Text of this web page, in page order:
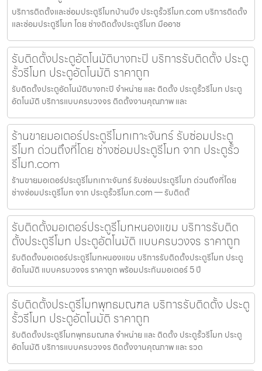
บริการติดตั้งและซ่อมประตูรีโมทบ้านบึง ประตูรั้วรีโมท.com บริการติดตั้ง
และซ่อมประตูรีโมท โดย ช่างติดตั้งประตูรีโมท มืออาช
รับติดตั้งประตูอัตโนมัติบางกะปิ บริการรับติดตั้ง ประตู
รั้วรีโมท ประตูอัตโนมัติ ราคาถูก
รับติดตั้งประตูอัตโนมัติบางกะปิ จำหน่าย และ ติดตั้ง ประตูรั้วรีโมท ประตู
อัตโนมัติ บริการแบบครบวงจร ติดตั้งงานคุณภาพ และ
ร้านขายมอเตอร์ประตูรีโมทเกาะจันทร์ รับซ่อมประตู
รีโมท ด่วนถึงที่โดย ช่างซ่อมประตูรีโมท จาก ประตูรั้ว
รีโมท.com
ร้านขายมอเตอร์ประตูรีโมทเกาะจันทร์ รับซ่อมประตูรีโมท ด่วนถึงที่โดย
ช่างซ่อมประตูรีโมท จาก ประตูรั้วรีโมท.com — รับติดตั้
รับติดตั้งมอเตอร์ประตูรีโมทหนองแขม บริการรับติด
ตั้งประตูรีโมท ประตูอัตโนมัติ แบบครบวงจร ราคาถูก
รับติดตั้งมอเตอร์ประตูรีโมทหนองแขม บริการรับติดตั้งประตูรีโมท ประตู
อัตโนมัติ แบบครบวงจร ราคาถูก พร้อมประกันมอเตอร์ 5 ปี
รับติดตั้งประตูรีโมทพุทธมณฑล บริการรับติดตั้ง ประตู
รั้วรีโมท ประตูอัตโนมัติ ราคาถูก
รับติดตั้งประตูรีโมทพุทธมณฑล จำหน่าย และ ติดตั้ง ประตูรั้วรีโมท ประตู
อัตโนมัติ บริการแบบครบวงจร ติดตั้งงานคุณภาพ และ รวด